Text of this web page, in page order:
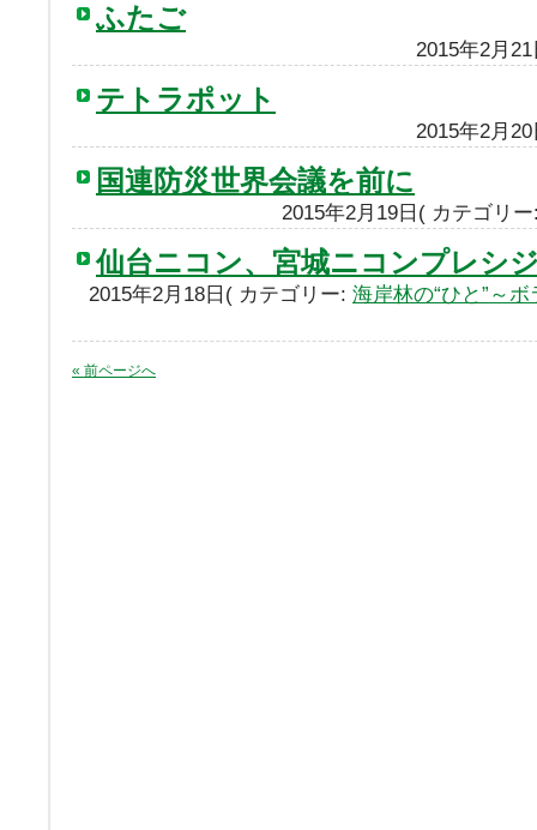
ふたご
2015年2月
テトラポット
2015年2月
国連防災世界会議を前に
2015年2月19日( カテゴリ
仙台ニコン、宮城ニコンプレシ
2015年2月18日( カテゴリー: 海岸林の“ひと”～
« 前ページへ